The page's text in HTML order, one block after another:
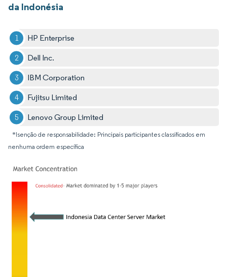
da Indonésia
HP Enterprise
Dell Inc.
IBM Corporation
Fujitsu Limited
Lenovo Group Limited
*Isenção de responsabilidade: Principais participantes classificados em
nenhuma ordem específica